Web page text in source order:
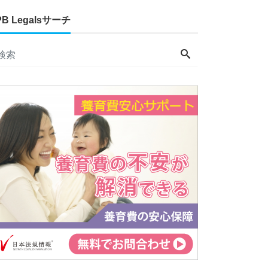
Legalsサーチ